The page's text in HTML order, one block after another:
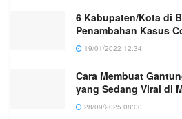
6 Kabupaten/Kota di
Penambahan Kasus
19/01/2022 12:34
Cara Membuat
yang Sedang Viral di
28/09/2025 08:00